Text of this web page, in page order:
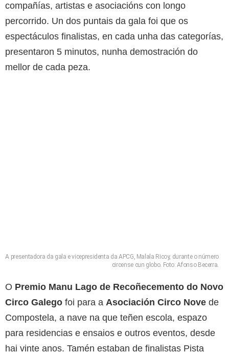
compañías, artistas e asociacións con longo
percorrido. Un dos puntais da gala foi que os
espectáculos finalistas, en cada unha das categorías,
presentaron 5 minutos, nunha demostración do
mellor de cada peza.
A presentadora da gala e vicepresidenta da APCG, Malala Ricoy, durante o número
circense cun globo. Foto: Afonso Becerra.
O Premio Manu Lago de Recoñecemento do Novo
Circo Galego foi para a Asociación Circo Nove de
Compostela, a nave na que teñen escola, espazo
para residencias e ensaios e outros eventos, desde
hai vinte anos. Tamén estaban de finalistas Pista